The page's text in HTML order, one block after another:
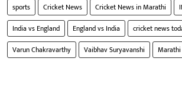
sports Cricket News Cricket News in Marathi
India vs England
England vs India
cricket news
Varun Chakravarthy
Vaibhav Suryavanshi